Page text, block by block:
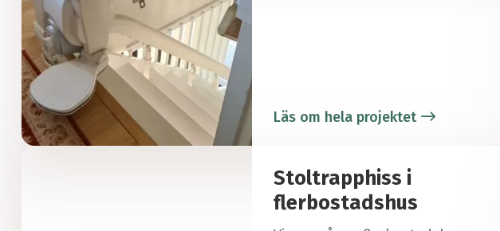
Läs om hela projektet
Stoltrapphiss i
flerbostadshus